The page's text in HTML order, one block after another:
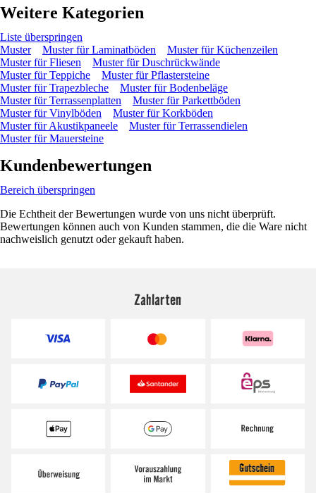
Weitere Kategorien
Liste überspringen
Muster
Muster für Laminatböden
Muster für Küchenzeilen
Muster für Fliesen
Muster für Duschrückwände
Muster für Teppiche
Muster für Pflastersteine
Muster für Trapezbleche
Muster für Bodenbeläge
Muster für Terrassenplatten
Muster für Parkettböden
Muster für Vinylböden
Muster für Korkböden
Muster für Akustikpaneele
Muster für Terrassendielen
Muster für Mauersteine
Kundenbewertungen
Bereich überspringen
Die Echtheit der Bewertungen wurde von uns nicht überprüft.
Bewertungen können auch von Kunden stammen, die die Ware nicht
nachweislich genutzt oder gekauft haben.
Zahlarten